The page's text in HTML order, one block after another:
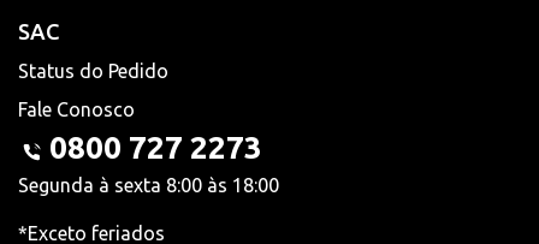
SAC
Status do Pedido
Fale Conosco
0800 727 2273
Segunda à sexta 8:00 às 18:00
*Exceto feriados